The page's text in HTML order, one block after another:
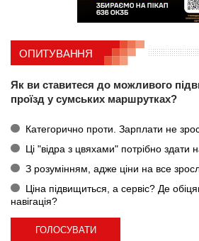
ОПИТУВАННЯ
Як ви ставитеся до можливого
проїзд у сумських маршрутках?
Категорично проти. Зарплати не
Ці "відра з цвяхами" потрібно здати
З розумінням, адже ціни на все
Ціна підвищиться, а сервіс? Де
навігація?